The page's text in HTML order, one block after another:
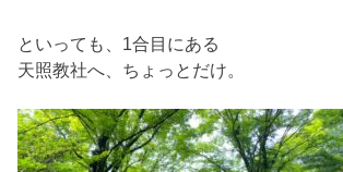
といっても、1合目にある
天照教社へ、ちょっとだけ。